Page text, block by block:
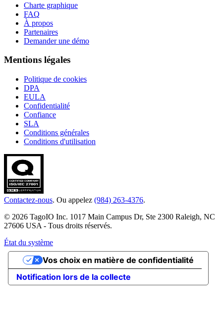
Charte graphique
FAQ
À propos
Partenaires
Demander une démo
Mentions légales
Politique de cookies
DPA
EULA
Confidentialité
Confiance
SLA
Conditions générales
Conditions d'utilisation
Contactez-nous. Ou appelez (984) 263-4376.
© 2026 TagoIO Inc. 1017 Main Campus Dr, Ste 2300 Raleigh, NC
27606 USA - Tous droits réservés.
État du système
Notification lors de la collecte
Vos choix en matière de confidentialité